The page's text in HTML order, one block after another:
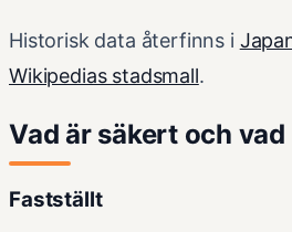
Historisk data återfinns i
Wikipedias stadsmall.
Vad är säkert och
Fastställt